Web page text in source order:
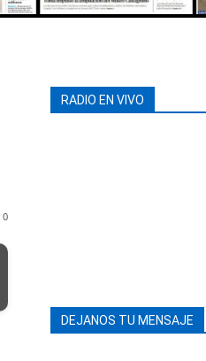
0
RADIO EN VIVO
DEJANOS TU MENSAJE